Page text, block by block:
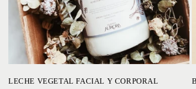
LECHE VEGETAL FACIAL Y CORPORAL